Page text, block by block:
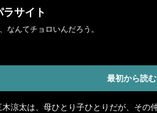
サイト
なんてチョロいんだろう。
最初から読む
木涼太は、母ひとり子ひとりだが、その